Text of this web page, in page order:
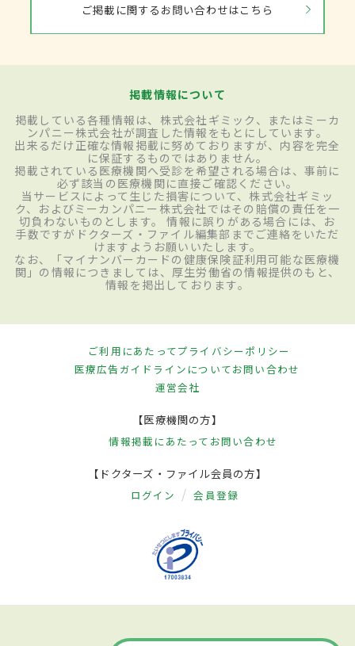
ご掲載に関するお問い合わせはこちら
掲載情報について
掲載している各種情報は、株式会社ギミック、またはミーカ
ンパニー株式会社が調査した情報をもとにしています。
出来るだけ正確な情報掲載に努めておりますが、内容を完全
に保証するものではありません。
掲載されている医療機関へ受診を希望される場合は、事前に
必ず該当の医療機関に直接ご確認ください。
当サービスによって生じた損害について、株式会社ギミッ
ク、およびミーカンパニー株式会社ではその賠償の責任を一
切負わないものとします。 情報に誤りがある場合には、お
手数ですがドクターズ・ファイル編集部までご連絡をいただ
けますようお願いいたします。
なお、「マイナンバーカードの健康保険証利用可能な医療機
関」の情報につきましては、厚生労働省の情報提供のもと、
情報を掲出しております。
ご利用にあたってプライバシーポリシー
医療広告ガイドラインについてお問い合わせ
運営会社
【医療機関の方】
情報掲載にあたって お問い合わせ
【ドクターズ・ファイル会員の方】
ログイン 会員登録